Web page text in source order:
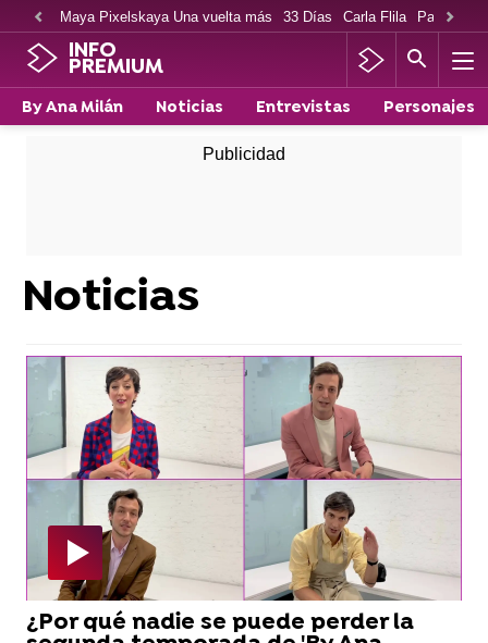
Maya Pixelskaya Una vuelta más 33 Días Carla Flila Paco
INFO
PREMIUM
By Ana Milán Noticias Entrevistas Personajes
Noticias
¿Por qué nadie se puede perder la